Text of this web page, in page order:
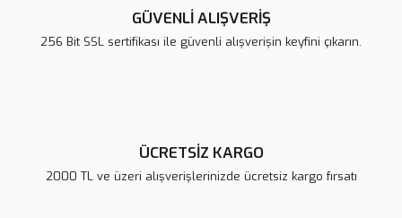
Ürün açıklamasında eksik bilgiler bulunuyor.
GÜVENLİ ALIŞVERİŞ
256 Bit SSL sertifikası ile güvenli alışverişin keyfini çıkarın.
ÜCRETSİZ KARGO
2000 TL ve üzeri alışverişlerinizde ücretsiz kargo fırsatı